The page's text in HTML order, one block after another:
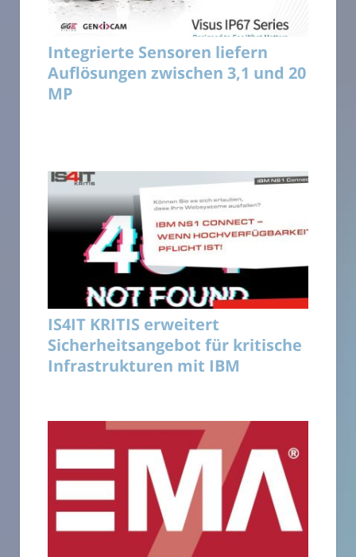
Integrierte Sensoren liefern
Auflösungen zwischen 3,1 und 20
MP
IS4IT KRITIS erweitert
Sicherheitsangebot für kritische
Infrastrukturen mit IBM